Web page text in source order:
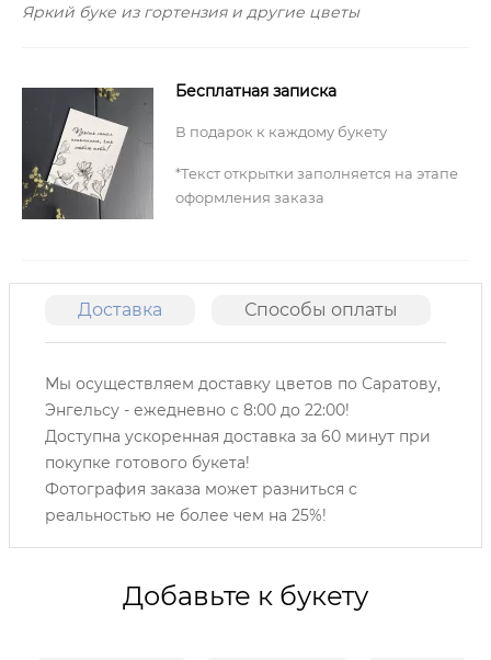
Яркий буке из гортензия и другие цветы
Бесплатная записка
В подарок к каждому букету
*Текст открытки заполняется на этапе
оформления заказа
Доставка Способы оплаты
Мы осуществляем доставку цветов по Саратову,
Энгельсу - ежедневно с 8:00 до 22:00!
Доступна ускоренная доставка за 60 минут при
покупке готового букета!
Фотография заказа может разниться с
реальностью не более чем на 25%!
Добавьте к букету